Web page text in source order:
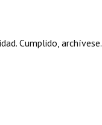
Cumplido, archívese.